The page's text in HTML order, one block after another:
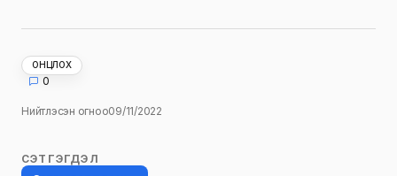
ОНЦЛОХ
0
Нийтлэсэн огноо09/11/2022
СЭТГЭГДЭЛ